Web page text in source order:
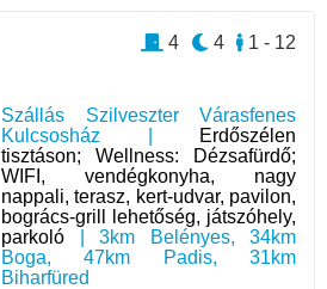
Szállás Szilveszter Várasfenes
Kulcsosház |
Erdőszélen
tisztáson; Wellness: Dézsafürdő;
WIFI, vendégkonyha, nagy
nappali, terasz, kert-udvar, pavilon,
bogrács-grill lehetőség, játszóhely,
parkoló | 3km Belényes, 34km
Boga, 47km Padis, 31km
Biharfüred
1 - 12
4
4